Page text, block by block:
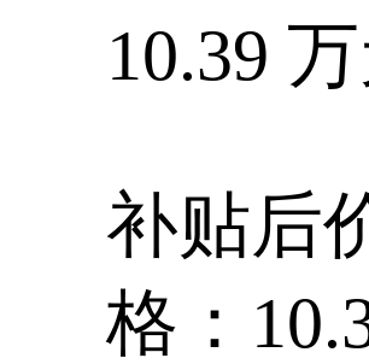
10.39
补贴后
格：